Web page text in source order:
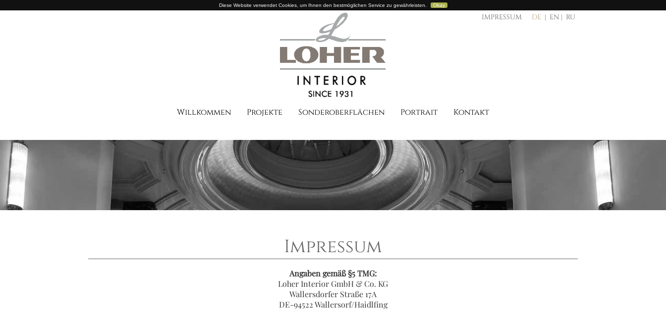
Diese Website verwendet Cookies, um Ihnen den bestmöglichen Service zu gewährleisten. Okay
IMPRESSUM DE EN RU
Willkommen Projekte Sonderoberflächen Portrait Kontakt
Impressum
Angaben gemäß §5 TMG:
Loher Interior GmbH & Co. KG
Wallersdorfer Straße 17A
DE-94522 Wallersorf/Haidlfing